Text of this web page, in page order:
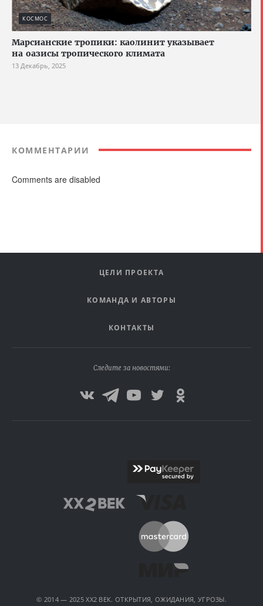
КОСМОС
Марсианские тропики: каолинит указывает
на оазисы тропического климата
13 Декабрь, 2025
КОММЕНТАРИИ
Comments are disabled
ЦЕЛИ ПРОЕКТА
КОМАНДА И АВТОРЫ
КОНТАКТЫ
Следите за новостями:
© 2014 — 2025 XX2 ВЕК. ОТКРЫТИЯ, ОЖИДАНИЯ, УГРОЗЫ.